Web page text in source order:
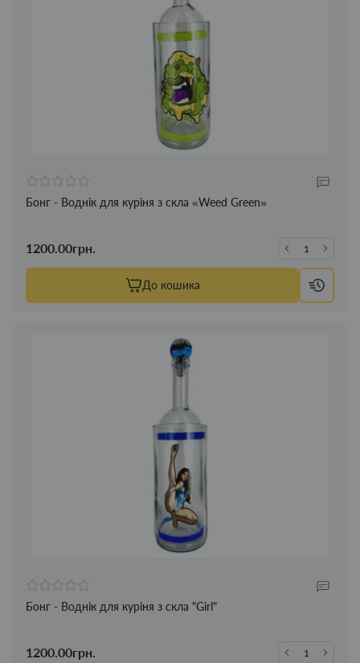
Бонг - Воднік для куріня з скла «Weed Green»
1200.00грн.
До кошика
Бонг - Воднік для куріня з скла "Girl"
1200.00грн.